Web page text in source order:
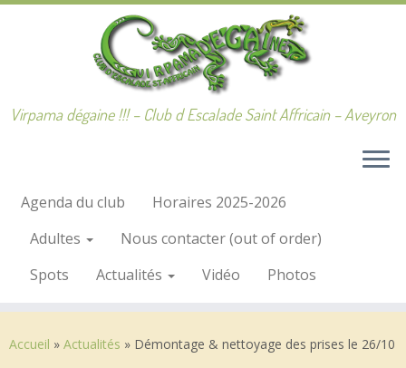
Passer
Virpama dégaine !!! – Club d Escalade Saint Affricain – Aveyron
Agenda du club
Horaires 2025-2026
Adultes
Nous contacter (out of order)
Spots
Actualités Vidéo Photos
Accueil » Actualités » Démontage & nettoyage des prises le 26/10